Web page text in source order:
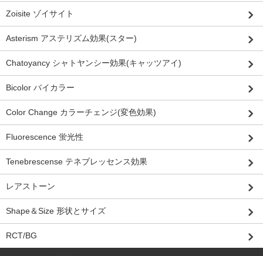
Zoisite ゾイサイト
Asterism アステリズム効果(スター)
Chatoyancy シャトヤンシー効果(キャッツアイ)
Bicolor バイカラー
Color Change カラーチェンジ(変色効果)
Fluorescence 蛍光性
Tenebrescense テネブレッセンス効果
レアストーン
Shape＆Size 形状とサイズ
RCT/BG